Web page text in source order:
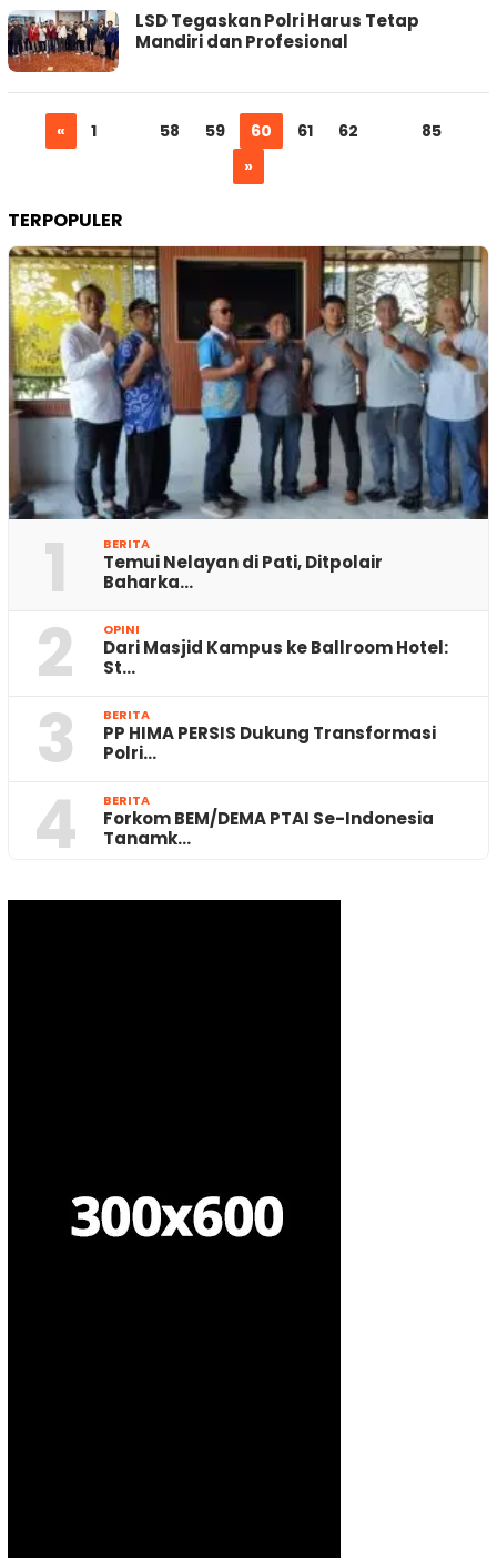
LSD Tegaskan Polri Harus Tetap
Mandiri dan Profesional
« 1 58 59 60 61 62
85
»
TERPOPULER
1 BERITA
Temui Nelayan di Pati, Ditpolair
Baharka…
2 OPINI
Dari Masjid Kampus ke Ballroom Hotel:
St…
3 BERITA
PP HIMA PERSIS Dukung Transformasi
Polri…
4 BERITA
Forkom BEM/DEMA PTAI Se-Indonesia
Tanamk…